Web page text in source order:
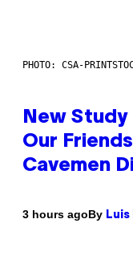
PHOTO: CSA-
New Study
Our
Cavemen
3 hours agoBy Luis